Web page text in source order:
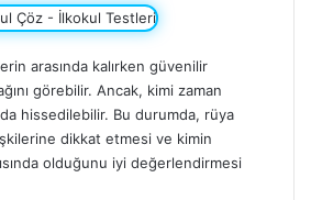
arasında kalırken güvenilir
görebilir. Ancak, kimi zaman
da hissedilebilir. Bu durumda, rüya
dikkat etmesi ve kimin
olduğunu iyi değerlendirmesi